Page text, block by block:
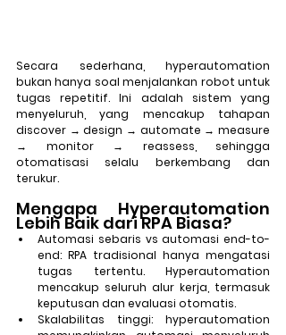
Secara sederhana, hyperautomation
bukan hanya soal menjalankan robot untuk
tugas repetitif. Ini adalah sistem yang
menyeluruh, yang mencakup tahapan
discover → design → automate → measure
→ monitor → reassess, sehingga
otomatisasi selalu berkembang dan
terukur.
Mengapa Hyperautomation
Lebih Baik dari RPA Biasa?
Automasi sebaris vs automasi end-to-
end: RPA tradisional hanya mengatasi
tugas tertentu. Hyperautomation
mencakup seluruh alur kerja, termasuk
keputusan dan evaluasi otomatis.
Skalabilitas tinggi: hyperautomation